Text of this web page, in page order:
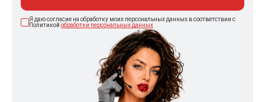
Я даю согласие на обработку моих персональных данных в соответствии с
Политикой обработки персональных данных